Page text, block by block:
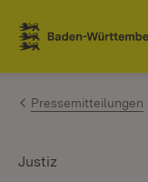
Zum Inhalt
Link zur
Pressemitteilungen
Justiz